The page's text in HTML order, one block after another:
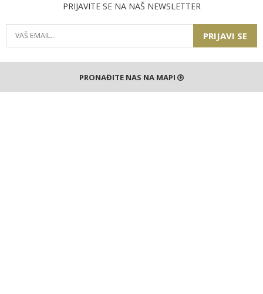
PRIJAVITE SE NA NAŠ NEWSLETTER
PRIJAVI SE
PRONAĐITE NAS NA MAPI